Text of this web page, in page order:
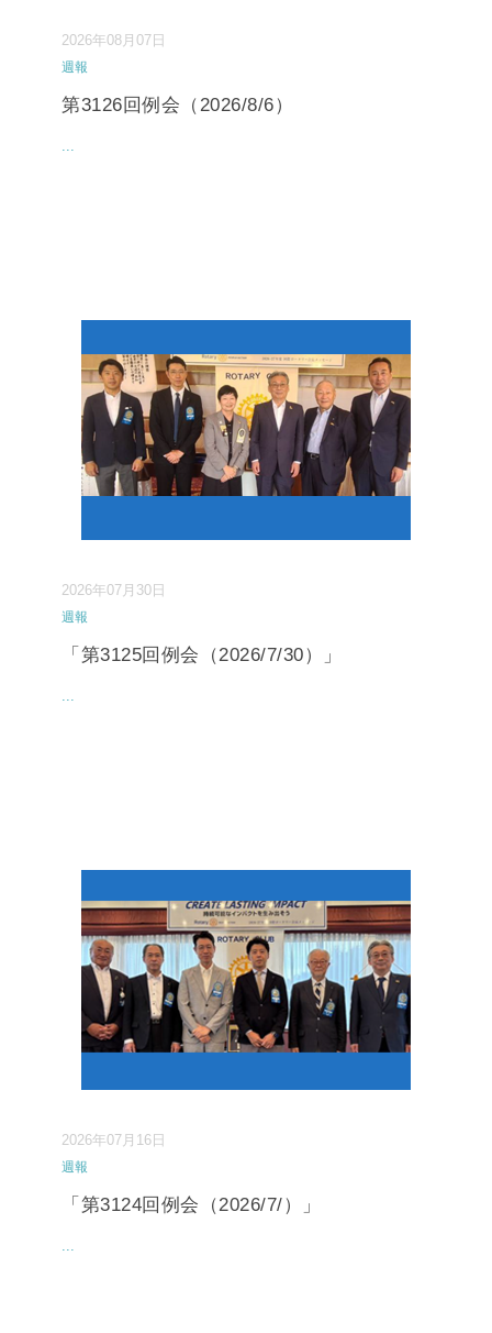
2026年08月07日
週報
第3126回例会（2026/8/6）
...
2026年07月30日
週報
「第3125回例会（2026/7/30）」
...
2026年07月16日
週報
「第3124回例会（2026/7/）」
...